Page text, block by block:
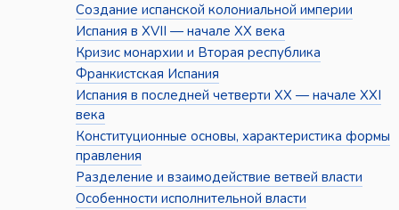
Создание испанской колониальной империи
Испания в XVII — начале XX века
Кризис монархии и Вторая республика
Франкистская Испания
Испания в последней четверти XX — начале XXI
века
Конституционные основы, характеристика формы
правления
Разделение и взаимодействие ветвей власти
Особенности исполнительной власти